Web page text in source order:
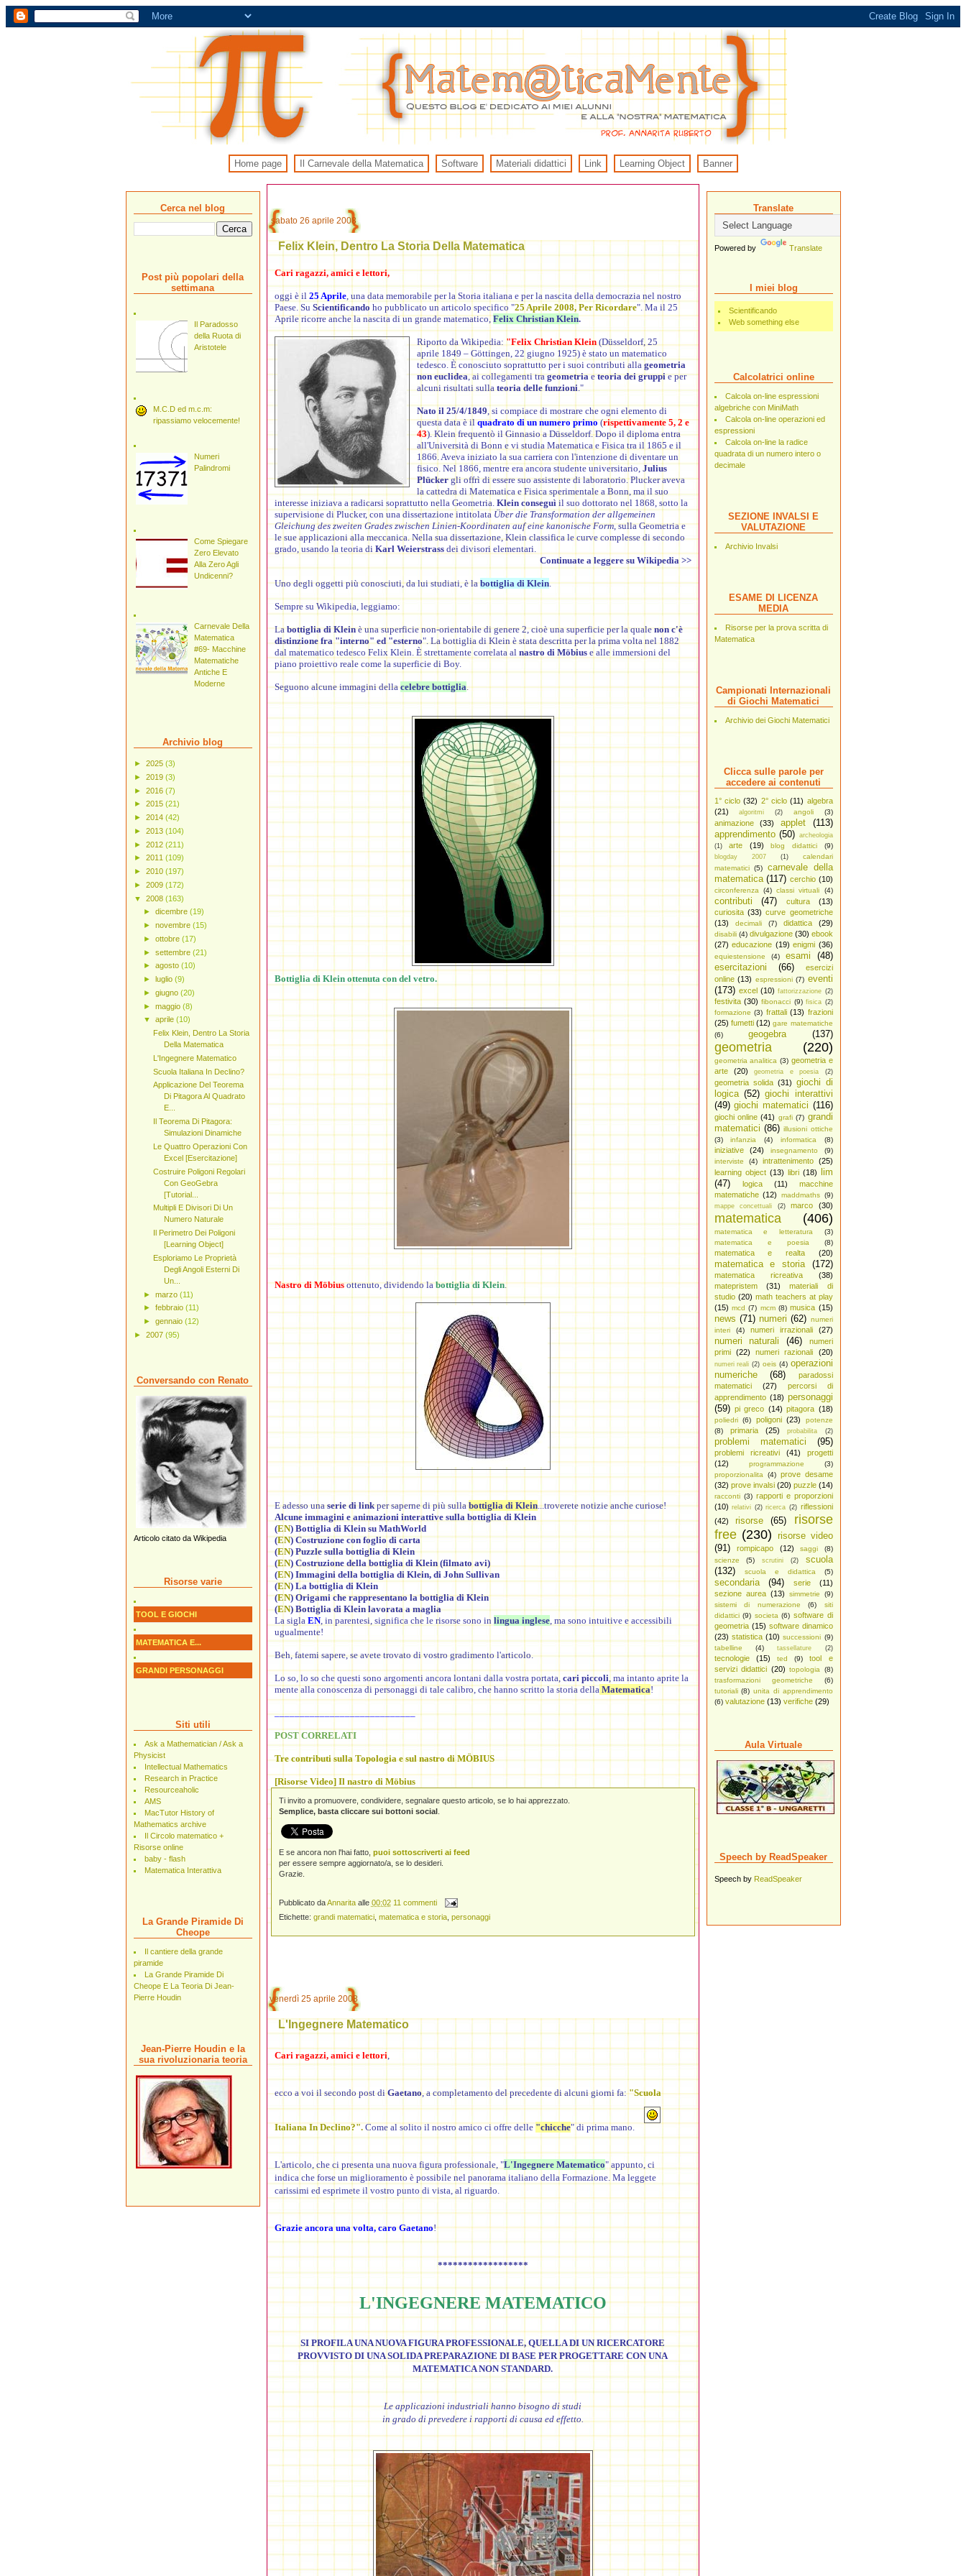
Home page Il Carnevale della Matematica Software Materiali didattici Link Learning Object Banner
Translate
Powered by Translate
I miei blog
Scientificando
Web something else
Calcolatrici online
Calcola on-line espressioni
algebriche con MiniMath
Calcola on-line operazioni ed
espressioni
Calcola on-line la radice
quadrata di un numero intero o
decimale
SEZIONE INVALSI E
VALUTAZIONE
Archivio Invalsi
ESAME DI LICENZA
MEDIA
Risorse per la prova scritta di
Matematica
Campionati Internazionali
di Giochi Matematici
Archivio dei Giochi Matematici
Clicca sulle parole per
accedere ai contenuti
1° ciclo (32) 2° ciclo (11) algebra
(21)
algoritmi (2) angoli (3)
animazione (33) applet
(113)
apprendimento (50) archeologia
(1)
arte (19) blog didattici (9)
blogday 2007 (1)
calendari
matematici
(5)
carnevale della
matematica (117) cerchio (10)
circonferenza (4) classi virtuali (4)
contributi (47) cultura
(13)
curiosita (33) curve geometriche
(13)
decimali (7) didattica (29)
disabili (4) divulgazione (30) ebook
(27) educazione (19) enigmi (36)
equiestensione (4) esami
(48)
esercitazioni
(66)
esercizi
online (13) espressioni (7) eventi
(173) excel (10) fattorizzazione (2)
festivita (30) fibonacci (9) fisica (2)
formazione (3) frattali (13) frazioni
(25) fumetti (12) gare matematiche
(6)
geogebra (137)
geometria (220)
geometria analitica (3) geometria e
arte
(20) geometria e poesia (2)
geometria solida (31) giochi di
logica (52) giochi interattivi
(49) giochi matematici (116)
giochi online (41) grafi (7) grandi
matematici (86) illusioni ottiche
(3)
infanzia (4) informatica (8)
iniziative (24) insegnamento
(9)
interviste
(4) intrattenimento
(25)
learning object (13) libri (18)
lim
(47)
logica (11)
macchine
matematiche (12) maddmaths (9)
mappe concettuali (2) marco (30)
matematica (406)
matematica e letteratura
(3)
matematica e poesia
(8)
matematica e realta (20)
matematica e storia (172)
matematica ricreativa
(38)
matepristem
(31)
materiali di
studio (20) math teachers at play
(15) mcd (7) mcm (8) musica (15)
news (71) numeri (62) numeri
interi
(4) numeri irrazionali (27)
numeri naturali (46)
numeri
primi
(22) numeri razionali (20)
numeri reali (2) oeis (4) operazioni
numeriche
(68)
paradossi
matematici
(27)
percorsi di
apprendimento (18) personaggi
(59) pi greco (14) pitagora (18)
poliedri (6) poligoni (23)
potenze
(8)
primaria (25) probabilita (2)
problemi matematici (95)
problemi ricreativi (41)
progetti
(12)
programmazione
(3)
proporzionalita
(4) prove desame
(32) prove invalsi (20) puzzle (14)
racconti (3) rapporti e proporzioni
(10) relativi (2) ricerca (2) riflessioni
(42)
risorse (65)
risorse
free (230) risorse video
(91)
rompicapo (12) saggi
(8)
scienze
(5) scrutini (2)
scuola
(132)
scuola e didattica (5)
secondaria (94) serie
(11)
sezione aurea (13) simmetrie
(9)
sistemi di numerazione
(6)
siti
didattici (9) societa (6) software di
geometria (15) software dinamico
(23) statistica (10) successioni (9)
tabelline
(4) tassellature (2)
tecnologie (15) ted (9)
tool e
servizi didattici (20) topologia
(8)
trasformazioni geometriche
(6)
tutoriali (8) unita di apprendimento
(6) valutazione (13) verifiche (29)
Aula Virtuale
Speech by ReadSpeaker
Speech by ReadSpeaker
sabato 26 aprile 2008
Felix Klein, Dentro La Storia Della Matematica
Cari ragazzi, amici e lettori,
oggi è il 25 Aprile, una data memorabile per la Storia italiana e per la nascita della democrazia nel nostro
Paese. Su Scientificando ho pubblicato un articolo specifico "25 Aprile 2008, Per Ricordare". Ma il 25
Aprile ricorre anche la nascita di un grande matematico,Felix Christian Klein.
Riporto da Wikipedia:"Felix Christian Klein(Düsseldorf,25
aprile 1849 – Göttingen, 22 giugno 1925) è stato un matematico
tedesco. È conosciuto soprattutto per i suoi contributi alla geometria
non euclidea, ai collegamenti trageometriaeteoria dei gruppie per
alcuni risultati sullateoria delle funzioni."
Nato il 25/4/1849, si compiace di mostrare che ogni elemento di
questa data è ilquadrato di un numero primo(rispettivamente 5, 2 e
43). Klein frequentò il Ginnasio a Düsseldorf. Dopo il diploma entra
all'Università di Bonn e vi studia Matematica e Fisica tra il 1865 e il
1866. Aveva iniziato la sua carriera con l'intenzione di diventare un
fisico. Nel 1866, mentre era ancora studente universitario, Julius
Plückergli offrì di essere suo assistente di laboratorio. Plucker aveva
la cattedra di Matematica e Fisica sperimentale a Bonn, ma il suo
interesse iniziava a radicarsi soprattutto nella Geometria. Klein conseguìil suo dottorato nel 1868, sotto la
supervisione di Plucker, con una dissertazione intitolata Über die Transformation der allgemeinen
Gleichung des zweiten Grades zwischen Linien-Koordinaten auf eine kanonische Form, sulla Geometria e
le sue applicazioni alla meccanica. Nella sua dissertazione, Klein classifica le curve complesse di secondo
grado, usando la teoria di Karl Weierstrassdei divisori elementari.
Continuate a leggere su Wikipedia >>
Uno degli oggetti più conosciuti, da lui studiati, è labottiglia di Klein.
Sempre su Wikipedia, leggiamo:
Labottiglia di Kleinè unasuperficie non-orientabiledigenere2, cioè una superficie per la qualenon c'è
distinzione fra "interno" ed "esterno". La bottiglia di Klein è stata descritta per la prima volta nel1882
dal matematico tedesco Felix Klein. È strettamente correlata al nastro di Möbiuse alle immersioni del
piano proiettivo realecome la superficie di Boy.
Seguono alcune immagini della celebre bottiglia.
Bottiglia di Klein ottenuta con del vetro.
Nastro di Möbius ottenuto, dividendo la bottiglia di Klein.
E adesso unaserie di linkper saperne di più sullabottiglia di Klein...troverete notizie anche curiose!
Alcune immagini e animazioni interattive sulla bottiglia di Klein
(EN) Bottiglia di Klein su MathWorld
(EN)Costruzione con foglio di carta
(EN)Puzzle sulla bottiglia di Klein
(EN)Costruzione della bottiglia di Klein(filmato avi)
(EN) Immagini della bottiglia di Klein, di John Sullivan
(EN) La bottiglia di Klein
(EN)Origami che rappresentano la bottiglia di Klein
(EN)Bottiglia di Klein lavorata a maglia
La sigla EN, in parentesi, significa che le risorse sono in lingua inglese, ma sono intuitive e accessibili
ugualmente!
Beh, fatemi sapere, se avete trovato di vostro gradimento l'articolo.
Lo so, lo so che questi sono argomenti ancora lontani dalla vostra portata, cari piccoli, ma intanto aprite la
mente alla conoscenza di personaggi di tale calibro, che hanno scritto la storia dellaMatematica!
____________________________
POST CORRELATI
Tre contributi sulla Topologia e sul nastro di MÖBIUS
[Risorse Video] Il nastro di Möbius
Ti invito a promuovere, condividere, segnalare questo articolo, se lo hai apprezzato.
Semplice, basta cliccare sui bottoni social.
E se ancora non l'hai fatto, puoi sottoscriverti ai feed
per essere sempre aggiornato/a, se lo desideri.
Grazie.
Pubblicato daAnnarita alle 00:02 11 commenti
Etichette: grandi matematici, matematica e storia, personaggi
venerdì 25 aprile 2008
L'Ingegnere Matematico
Cari ragazzi, amici e lettori
ecco a voi il secondo post diGaetano, a completamento del precedente di alcuni giorni fa:"Scuola
Italiana In Declino?".Come al solito il nostro amico ci offre delle"chicche" di prima mano.
L'articolo, che ci presenta una nuova figura professionale, "L'Ingegnere Matematico" appunto, ci
indica che forse un miglioramento è possibile nel panorama italiano della Formazione. Ma leggete
carissimi ed esprimete il vostro punto di vista, al riguardo.
Grazie ancora una volta, caro Gaetano!
******************
L'INGEGNERE MATEMATICO
SI PROFILA UNA NUOVA FIGURA PROFESSIONALE, QUELLA DI UN RICERCATORE
PROVVISTO DI UNA SOLIDA PREPARAZIONE DI BASE PER PROGETTARE CON UNA
MATEMATICA NON STANDARD.
Le applicazioni industriali hanno bisogno di studi
in grado di prevedere i rapporti di causa ed effetto.
Cerca nel blog
Post più popolari della
settimana
Il Paradosso
della Ruota di
Aristotele
M.C.D ed m.c.m:
ripassiamo velocemente!
Numeri
Palindromi
Come Spiegare
Zero Elevato
Alla Zero Agli
Undicenni?
Carnevale Della
Matematica
#69- Macchine
Matematiche
Antiche E
Moderne
Archivio blog
► 2025 (3)
► 2019 (3)
► 2016 (7)
► 2015 (21)
► 2014 (42)
► 2013 (104)
► 2012 (211)
► 2011 (109)
► 2010 (197)
► 2009 (172)
▼ 2008 (163)
► dicembre (19)
► novembre (15)
► ottobre (17)
► settembre (21)
► agosto (10)
► luglio (9)
► giugno (20)
► maggio (8)
▼ aprile (10)
Felix Klein, Dentro La Storia
Della Matematica
L'Ingegnere Matematico
Scuola Italiana In Declino?
Applicazione Del Teorema
Di Pitagora Al Quadrato
E...
Il Teorema Di Pitagora:
Simulazioni Dinamiche
Le Quattro Operazioni Con
Excel [Esercitazione]
Costruire Poligoni Regolari
Con GeoGebra
[Tutorial...
Multipli E Divisori Di Un
Numero Naturale
Il Perimetro Dei Poligoni
[Learning Object]
Esploriamo Le Proprietà
Degli Angoli Esterni Di
Un...
► marzo (11)
► febbraio (11)
► gennaio (12)
► 2007 (95)
Conversando con Renato
Articolo citato da Wikipedia
Risorse varie
TOOL E GIOCHI
MATEMATICA E...
GRANDI PERSONAGGI
Siti utili
Ask a Mathematician / Ask a
Physicist
Intellectual Mathematics
Research in Practice
Resourceaholic
AMS
MacTutor History of
Mathematics archive
Il Circolo matematico +
Risorse online
baby - flash
Matematica Interattiva
La Grande Piramide Di
Cheope
Il cantiere della grande
piramide
La Grande Piramide Di
Cheope E La Teoria Di Jean-
Pierre Houdin
Jean-Pierre Houdin e la
sua rivoluzionaria teoria